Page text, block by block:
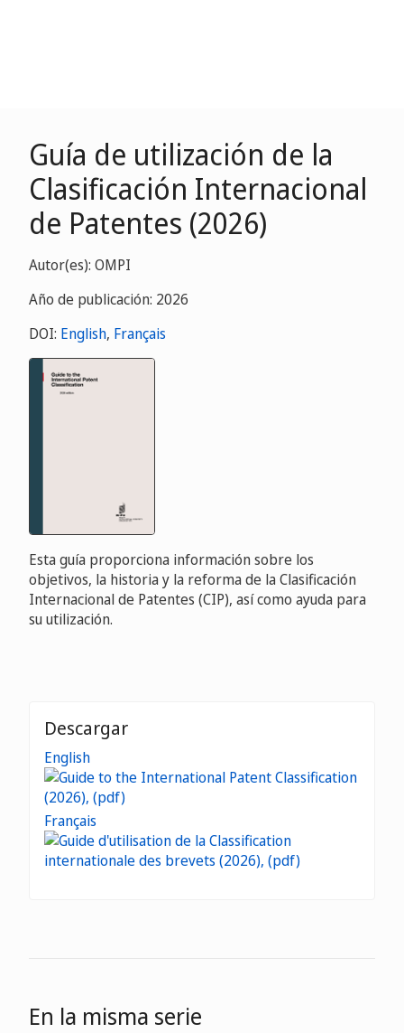
Guía de utilización de la
Clasificación Internacional
de Patentes (2026)
Autor(es): OMPI
Año de publicación: 2026
DOI: English, Français
Esta guía proporciona información sobre los
objetivos, la historia y la reforma de la Clasificación
Internacional de Patentes (CIP), así como ayuda para
su utilización.
Descargar
English
Français
En la misma serie